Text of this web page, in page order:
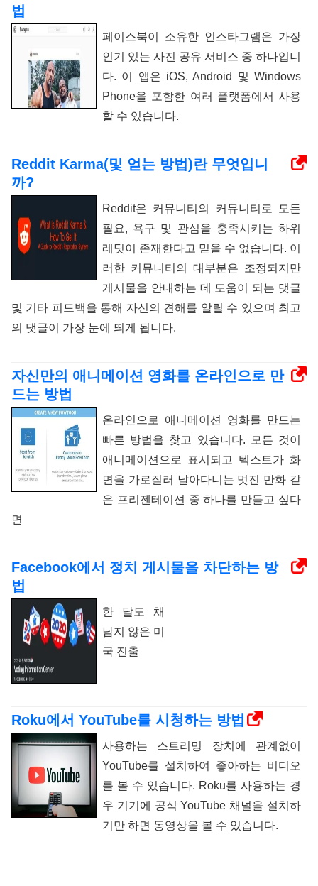
법
페이스북이 소유한 인스타그램은 가장
인기 있는 사진 공유 서비스 중 하나입니
다. 이 앱은 iOS, Android 및 Windows
Phone을 포함한 여러 플랫폼에서 사용
할 수 있습니다.
Reddit Karma(및 얻는 방법)란 무엇입니
까?
Reddit은 커뮤니티의 커뮤니티로 모든
필요, 욕구 및 관심을 충족시키는 하위
레딧이 존재한다고 믿을 수 없습니다. 이
러한 커뮤니티의 대부분은 조정되지만
게시물을 안내하는 데 도움이 되는 댓글
및 기타 피드백을 통해 자신의 견해를 알릴 수 있으며 최고
의 댓글이 가장 눈에 띄게 됩니다.
자신만의 애니메이션 영화를 온라인으로 만
드는 방법
온라인으로 애니메이션 영화를 만드는
빠른 방법을 찾고 있습니다. 모든 것이
애니메이션으로 표시되고 텍스트가 화
면을 가로질러 날아다니는 멋진 만화 같
은 프리젠테이션 중 하나를 만들고 싶다
면
Facebook에서 정치 게시물을 차단하는 방
법
한 달도 채
남지 않은 미
국 진출
Roku에서 YouTube를 시청하는 방법
사용하는 스트리밍 장치에 관계없이
YouTube를 설치하여 좋아하는 비디오
를 볼 수 있습니다. Roku를 사용하는 경
우 기기에 공식 YouTube 채널을 설치하
기만 하면 동영상을 볼 수 있습니다.